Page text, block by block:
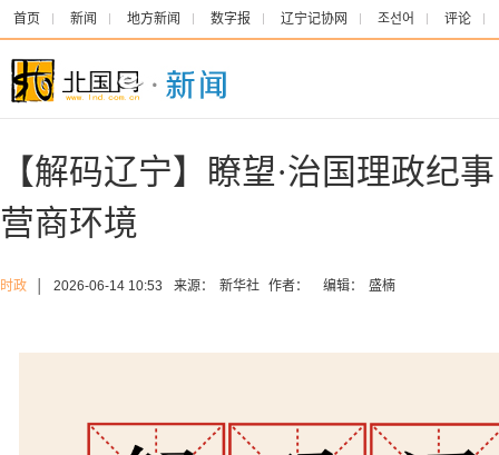
首页 新闻 地方新闻 数字报 辽宁记协网 조선어 评论
【解码辽宁】瞭望·治国理政纪
营商环境
时政 2026-06-14 10:53 来源： 新华社 作者： 编辑： 盛楠